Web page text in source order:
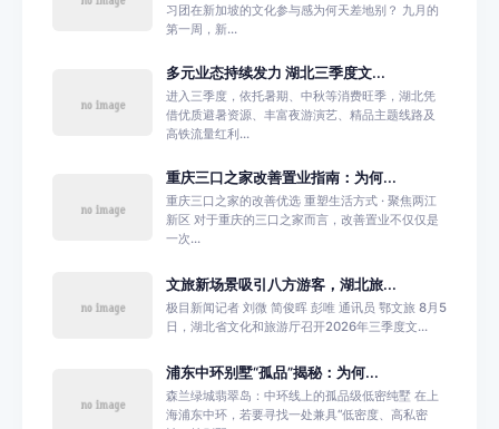
习团在新加坡的文化参与感为何天差地别？ 九月的
第一周，新...
多元业态持续发力 湖北三季度文...
进入三季度，依托暑期、中秋等消费旺季，湖北凭
借优质避暑资源、丰富夜游演艺、精品主题线路及
高铁流量红利...
重庆三口之家改善置业指南：为何...
重庆三口之家的改善优选 重塑生活方式 · 聚焦两江
新区 对于重庆的三口之家而言，改善置业不仅仅是
一次...
文旅新场景吸引八方游客，湖北旅...
极目新闻记者 刘微 简俊晖 彭唯 通讯员 鄂文旅 8月5
日，湖北省文化和旅游厅召开2026年三季度文...
浦东中环别墅“孤品”揭秘：为何...
森兰绿城翡翠岛：中环线上的孤品级低密纯墅 在上
海浦东中环，若要寻找一处兼具“低密度、高私密